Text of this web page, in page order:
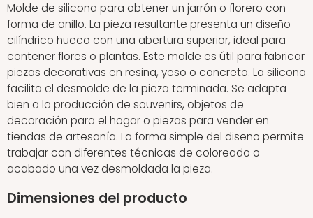
Molde de silicona para obtener un jarrón o florero con
forma de anillo. La pieza resultante presenta un diseño
cilíndrico hueco con una abertura superior, ideal para
contener flores o plantas. Este molde es útil para fabricar
piezas decorativas en resina, yeso o concreto. La silicona
facilita el desmolde de la pieza terminada. Se adapta
bien a la producción de souvenirs, objetos de
decoración para el hogar o piezas para vender en
tiendas de artesanía. La forma simple del diseño permite
trabajar con diferentes técnicas de coloreado o
acabado una vez desmoldada la pieza.
Dimensiones del producto